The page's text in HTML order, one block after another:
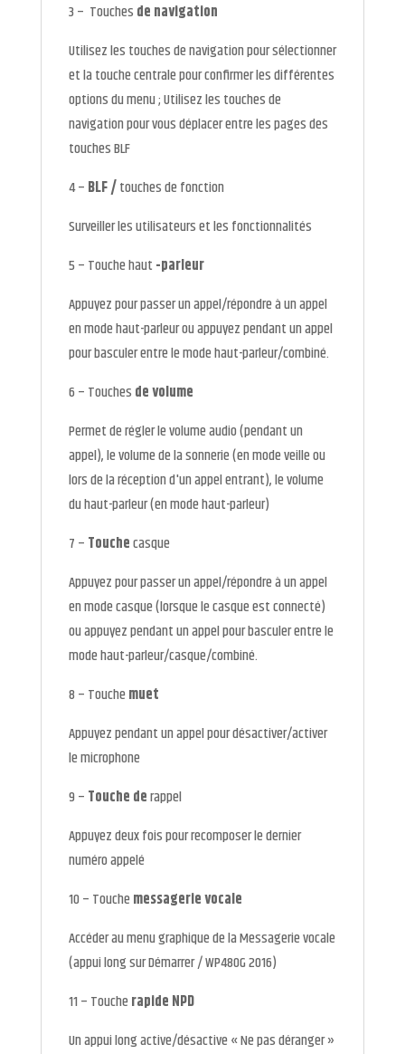
3 – Touches de navigation
Utilisez les touches de navigation pour sélectionner
et la touche centrale pour confirmer les différentes
options du menu ; Utilisez les touches de
navigation pour vous déplacer entre les pages des
touches BLF
4 – BLF /touches de fonction
Surveiller les utilisateurs et les fonctionnalités
5 – Touche haut -parleur
Appuyez pour passer un appel/répondre à un appel
en mode haut-parleur ou appuyez pendant un appel
pour basculer entre le mode haut-parleur/combiné.
6 – Touches de volume
Permet de régler le volume audio (pendant un
appel), le volume de la sonnerie (en mode veille ou
lors de la réception d'un appel entrant), le volume
du haut-parleur (en mode haut-parleur)
7 – Touchecasque
Appuyez pour passer un appel/répondre à un appel
en mode casque (lorsque le casque est connecté)
ou appuyez pendant un appel pour basculer entre le
mode haut-parleur/casque/combiné.
8 – Touche muet
Appuyez pendant un appel pour désactiver/activer
le microphone
9 – Touche derappel
Appuyez deux fois pour recomposer le dernier
numéro appelé
10 – Touche messagerie vocale
Accéder au menu graphique de la Messagerie vocale
(appui long sur Démarrer / WP480G 2016)
11 – Touche rapide NPD
Un appui long active/désactive « Ne pas déranger »